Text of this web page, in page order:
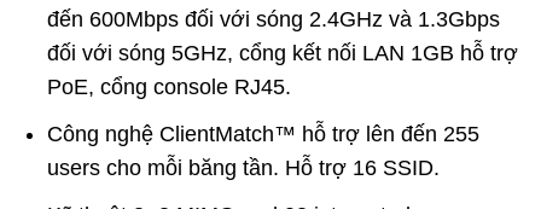
đến 600Mbps đối với sóng 2.4GHz và 1.3Gbps
đối với sóng 5GHz, cổng kết nối LAN 1GB hỗ trợ
PoE, cổng console RJ45.
Công nghệ ClientMatch™ hỗ trợ lên đến 255
users cho mỗi băng tần. Hỗ trợ 16 SSID.